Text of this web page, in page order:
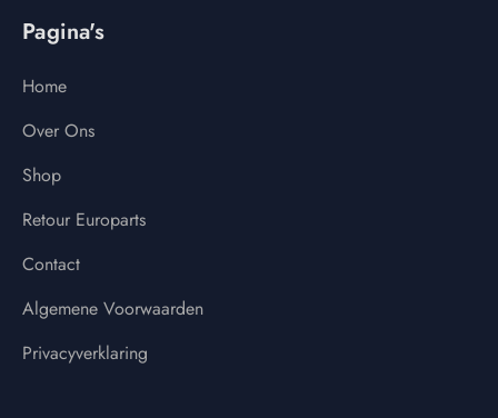
Pagina's
Home
Over Ons
Shop
Retour Europarts
Contact
Algemene Voorwaarden
Privacyverklaring